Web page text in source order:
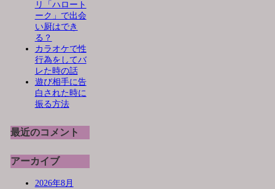
リ「ハロート
ーク」で出会
い厨はでき
る？
カラオケで性
行為をしてバ
レた時の話
遊び相手に告
白された時に
振る方法
最近のコメント
アーカイブ
2026年8月